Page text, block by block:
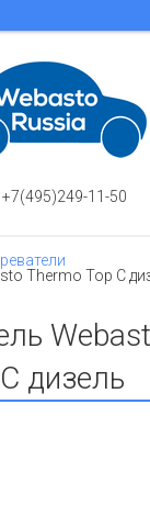
+7(495)249-11-50
Thermo Top С
дизель